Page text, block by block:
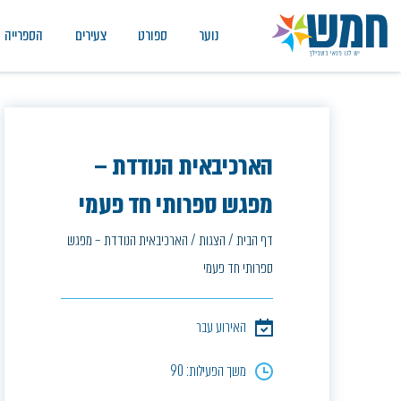
נוער ספורט צעירים הספרייה
הארכיבאית הנודדת –
מפגש ספרותי חד פעמי
דף הבית/הצגות/הארכיבאית הנודדת – מפגש
ספרותי חד פעמי
האירוע עבר
משך הפעילות: 90